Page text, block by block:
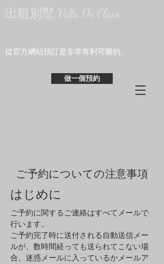
出租別墅 Villa De Class
​從官方網站預訂是非常有利可圖的。
做一個預約
ご予約についての注意事項
​はじめに
ご予約に関する ご連絡はすべてメールで
行います。
​ご予約完了時に送付される自動送信メー
ルが、数時間経っても送られてこない場
合、迷惑メールに入っているかメールア